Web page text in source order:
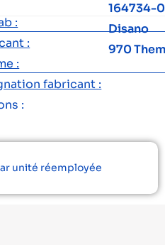
:
164734-
:
Disano
:
970
fabricant :
:
unité réemployée